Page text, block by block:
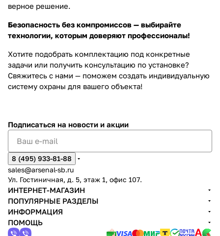
верное решение.
Безопасность без компромиссов — выбирайте
технологии, которым доверяют профессионалы!
Хотите подобрать комплектацию под конкретные
задачи или получить консультацию по установке?
Свяжитесь с нами — поможем создать индивидуальную
систему охраны для вашего объекта!
Подписаться на новости и акции
8 (495) 933-81-88
sales@arsenal-sb.ru
Ул. Гостиничная, д. 5, этаж 1, офис 107.
ИНТЕРНЕТ-МАГАЗИН
ПОПУЛЯРНЫЕ РАЗДЕЛЫ
ИНФОРМАЦИЯ
ПОМОЩЬ